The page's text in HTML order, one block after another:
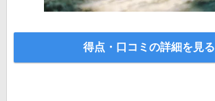
得点・口コミの詳細を見る